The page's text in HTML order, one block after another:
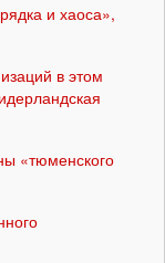
и хаоса»,
в этом
«тюменского